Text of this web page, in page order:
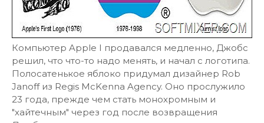
Компьютер Apple I продавался медленно, Джобс
решил, что что-то надо менять, и начал с логотипа.
Полосатенькое яблоко придумал дизайнер Rob
Janoff из Regis McKenna Agency. Оно прослужило
23 года, прежде чем стать монохромным и
"хайтечным" через год после возвращения